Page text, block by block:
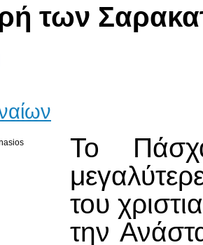
των
Το
του
την